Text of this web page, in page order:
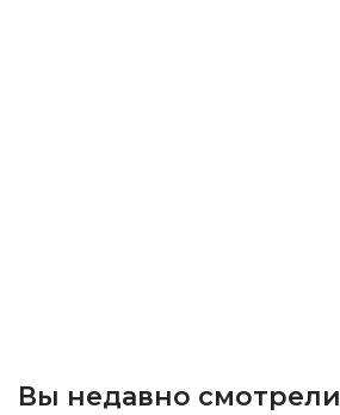
Вы недавно смотрели